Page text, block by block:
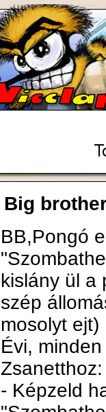
Big
BB,Pongó
kislány ül a
szép
mosolyt ejt)
Évi,
Zsanetthoz:
- Képzeld